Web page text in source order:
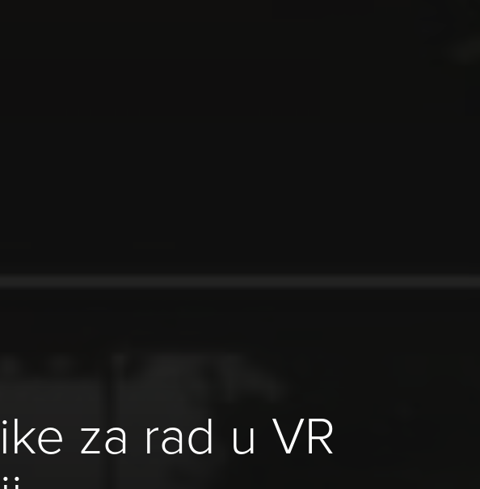
za rad u VR